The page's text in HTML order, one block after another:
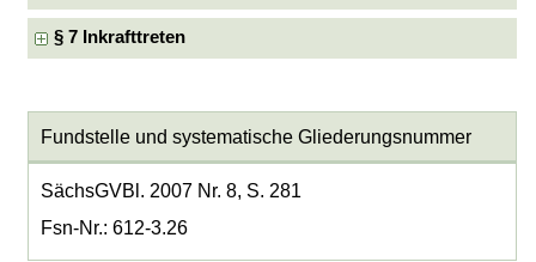
§ 7 Inkrafttreten
Fundstelle und systematische Gliederungsnummer
SächsGVBl. 2007 Nr. 8, S. 281
Fsn-Nr.: 612-3.26